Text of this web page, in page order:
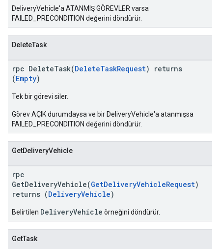
DeliveryVehicle'a ATANMIŞ GÖREVLER varsa
FAILED_PRECONDITION değerini döndürür.
DeleteTask
rpc DeleteTask(DeleteTaskRequest) returns
(Empty)
Tek bir görevi siler.
Görev AÇIK durumdaysa ve bir DeliveryVehicle'a atanmışsa
FAILED_PRECONDITION değerini döndürür.
GetDeliveryVehicle
rpc
GetDeliveryVehicle(GetDeliveryVehicleRequest)
returns (DeliveryVehicle)
Belirtilen DeliveryVehicle örneğini döndürür.
GetTask